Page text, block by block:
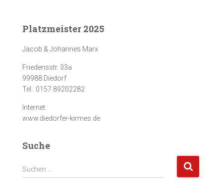
Platzmeister 2025
Jacob & Johannes Marx
Friedensstr. 33a
99988 Diedorf
Tel.: 0157 89202282
Internet:
www.diedorfer-kirmes.de
Suche
S
u
Suchen …